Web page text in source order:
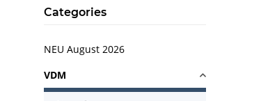
Categories
NEU August 2026
VDM